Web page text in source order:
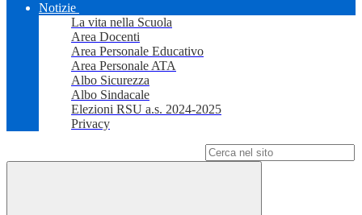
Notizie
La vita nella Scuola
Area Docenti
Area Personale Educativo
Area Personale ATA
Albo Sicurezza
Albo Sindacale
Elezioni RSU a.s. 2024-2025
Privacy